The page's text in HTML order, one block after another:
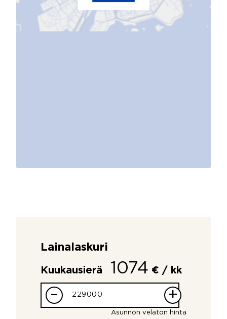
Lainalaskuri
Kuukausierä 1074 € / kk
– +
Asunnon velaton hinta